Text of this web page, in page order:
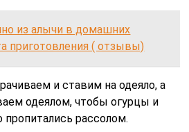
из алычи в домашних
приготовления ( отзывы)
и ставим на одеяло, а
одеялом, чтобы огурцы и
рассолом.